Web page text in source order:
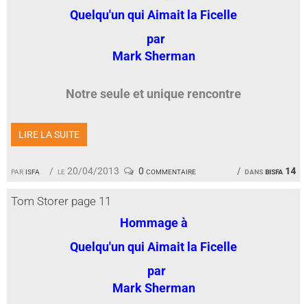
par isfa le 20/04/2013 dansbisfa 14
0 commentaire
Quelqu'un qui Aimait la Ficelle
par
Mark Sherman
Notre seule et unique rencontre
LIRE LA SUITE
Tom Storer page 11
Hommage à
Quelqu'un qui Aimait la Ficelle
par
Mark Sherman